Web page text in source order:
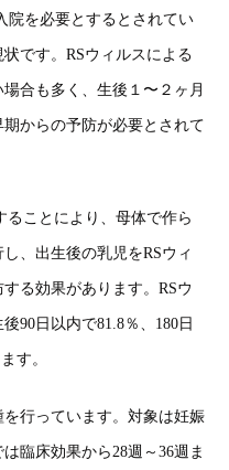
院を必要とするとされてい
です。RSウィルスによる
合も多く、生後１〜２ヶ月
からの予防が必要とされて
ることにより、母体で作ら
、出生後の乳児をRSウィ
る効果があります。RSウ
90日以内で81.8％、180日
す。
行っています。対象は妊娠
臨床効果から28週～36週ま